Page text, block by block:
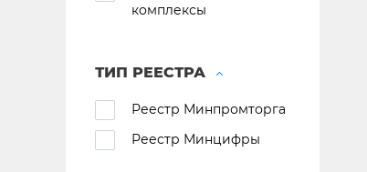
комплексы
ТИП РЕЕСТРА
Реестр Минпромторга
Реестр Минцифры